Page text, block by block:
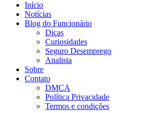
Início
Notícias
Blog do Funcionário
Dicas
Curiosidades
Seguro Desemprego
Analista
Sobre
Contato
DMCA
Política Privacidade
Termos e condições